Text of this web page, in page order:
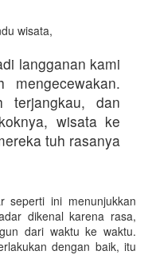
wisata,
langganan kami
terjangkau, dan
wisata ke
tuh rasanya
seperti ini menunjukkan
dikenal karena rasa,
dari waktu ke waktu.
dengan baik, itu